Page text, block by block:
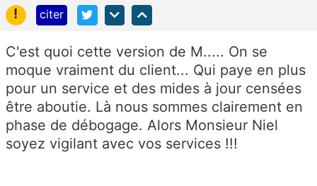
!
citer
C'est quoi cette version de M..... On se
moque vraiment du client... Qui paye en plus
pour un service et des mides à jour censées
être aboutie. Là nous sommes clairement en
phase de débogage. Alors Monsieur Niel
soyez vigilant avec vos services !!!